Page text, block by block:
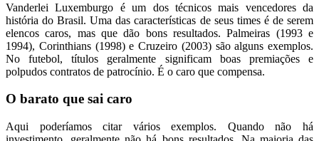
Vanderlei Luxemburgo é um dos técnicos mais vencedores da
história do Brasil. Uma das características de seus times é de serem
elencos caros, mas que dão bons resultados. Palmeiras (1993 e
1994), Corinthians (1998) e Cruzeiro (2003) são alguns exemplos.
No futebol, títulos geralmente significam boas premiações e
polpudos contratos de patrocínio. É o caro que compensa.
O barato que sai caro
Aqui poderíamos citar vários exemplos. Quando não há